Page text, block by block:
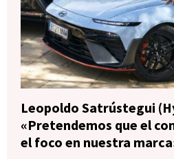
Leopoldo Satrústegui
«Pretendemos que el
el foco en nuestra